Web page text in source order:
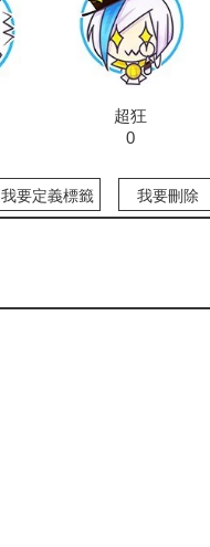
超狂
0
我要定義標籤 我要刪除